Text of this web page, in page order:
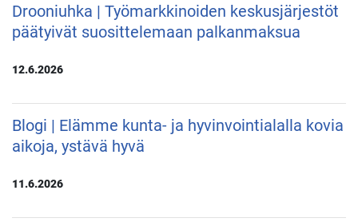
Drooniuhka | Työmarkkinoiden keskusjärjestöt
päätyivät suosittelemaan palkanmaksua
12.6.2026
Blogi | Elämme kunta- ja hyvinvointialalla kovia
aikoja, ystävä hyvä
11.6.2026